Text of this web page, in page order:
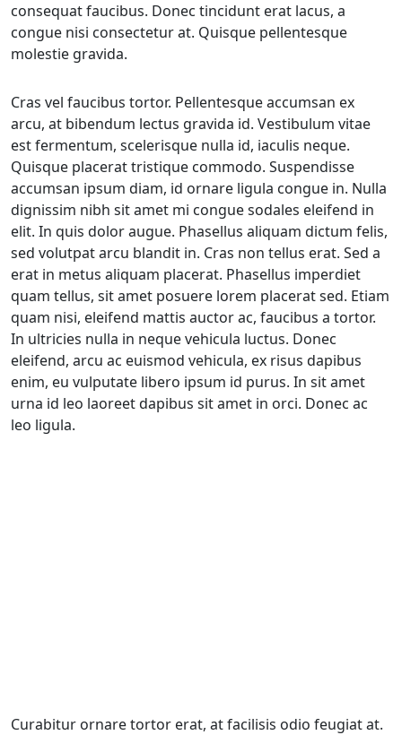
consequat faucibus. Donec tincidunt erat lacus, a
congue nisi consectetur at. Quisque pellentesque
molestie gravida.
Cras vel faucibus tortor. Pellentesque accumsan ex
arcu, at bibendum lectus gravida id. Vestibulum vitae
est fermentum, scelerisque nulla id, iaculis neque.
Quisque placerat tristique commodo. Suspendisse
accumsan ipsum diam, id ornare ligula congue in. Nulla
dignissim nibh sit amet mi congue sodales eleifend in
elit. In quis dolor augue. Phasellus aliquam dictum felis,
sed volutpat arcu blandit in. Cras non tellus erat. Sed a
erat in metus aliquam placerat. Phasellus imperdiet
quam tellus, sit amet posuere lorem placerat sed. Etiam
quam nisi, eleifend mattis auctor ac, faucibus a tortor.
In ultricies nulla in neque vehicula luctus. Donec
eleifend, arcu ac euismod vehicula, ex risus dapibus
enim, eu vulputate libero ipsum id purus. In sit amet
urna id leo laoreet dapibus sit amet in orci. Donec ac
leo ligula.
Curabitur ornare tortor erat, at facilisis odio feugiat at.